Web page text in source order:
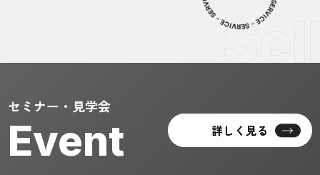
セミナー・見学会
Event 詳しく見る